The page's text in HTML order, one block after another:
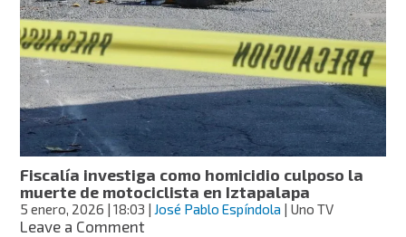
más
de
8
mil
motocicletas
Suzuki
por
posibles
fallas
en
frenos
y
Fiscalía investiga como homicidio culposo la
muerte de motociclista en Iztapalapa
5 enero, 2026 | 18:03 | José Pablo Espíndola | Uno TV
Leave a Commenton